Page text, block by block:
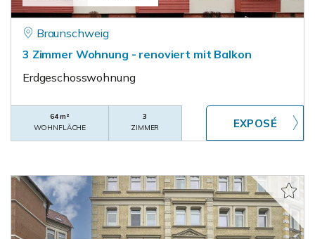
Braunschweig
3 Zimmer Wohnung - renoviert mit Balkon
Erdgeschosswohnung
64 m²
WOHNFLÄCHE
3
ZIMMER